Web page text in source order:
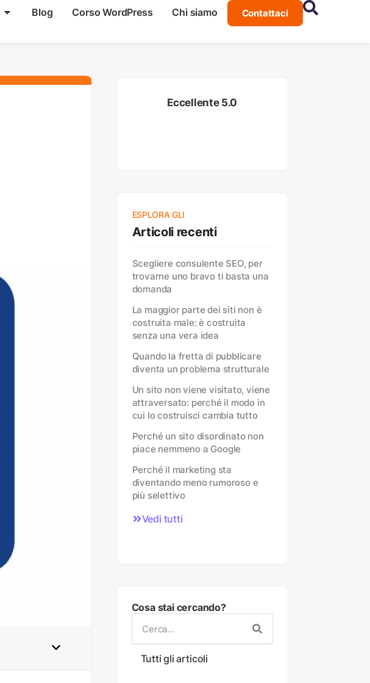
Blog Corso WordPress Chi siamo Contattaci
Eccellente 5.0
ESPLORA GLI
Articoli recenti
Scegliere consulente SEO, per
trovarne uno bravo ti basta una
domanda
La maggior parte dei siti non è
costruita male: è costruita
senza una vera idea
Quando la fretta di pubblicare
diventa un problema strutturale
Un sito non viene visitato, viene
attraversato: perché il modo in
cui lo costruisci cambia tutto
Perché un sito disordinato non
piace nemmeno a Google
Perché il marketing sta
diventando meno rumoroso e
più selettivo
Vedi tutti
Cosa stai cercando?
Tutti gli articoli